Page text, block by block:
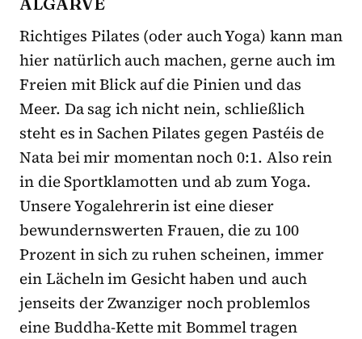
Richtiges Pilates (oder auch Yoga) kann man
hier natürlich auch machen, gerne auch im
Freien mit Blick auf die Pinien und das
Meer. Da sag ich nicht nein, schließlich
steht es in Sachen Pilates gegen Pastéis de
Nata bei mir momentan noch 0:1. Also rein
in die Sportklamotten und ab zum Yoga.
Unsere Yogalehrerin ist eine dieser
bewundernswerten Frauen, die zu 100
Prozent in sich zu ruhen scheinen, immer
ein Lächeln im Gesicht haben und auch
jenseits der Zwanziger noch problemlos
eine Buddha-Kette mit Bommel tragen